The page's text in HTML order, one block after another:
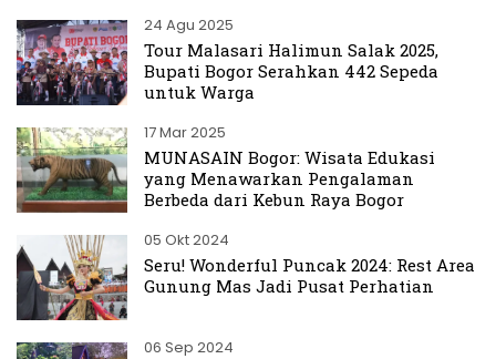
24 Agu 2025
Tour Malasari Halimun Salak 2025,
Bupati Bogor Serahkan 442 Sepeda
untuk Warga
17 Mar 2025
MUNASAIN Bogor: Wisata Edukasi
yang Menawarkan Pengalaman
Berbeda dari Kebun Raya Bogor
05 Okt 2024
Seru! Wonderful Puncak 2024: Rest Area
Gunung Mas Jadi Pusat Perhatian
06 Sep 2024